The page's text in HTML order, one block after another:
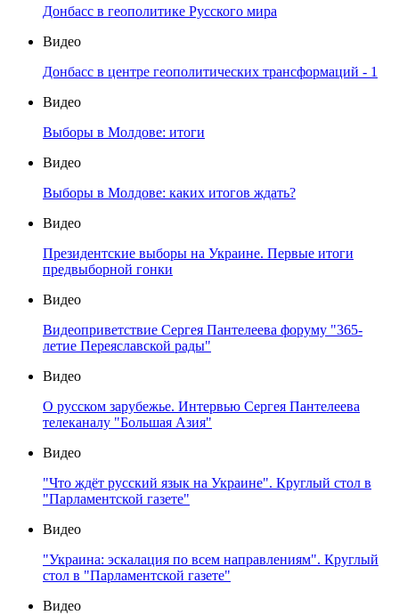
Донбасс в геополитике Русского мира
Видео
Донбасс в центре геополитических трансформаций - 1
Видео
Выборы в Молдове: итоги
Видео
Выборы в Молдове: каких итогов ждать?
Видео
Президентские выборы на Украине. Первые итоги
предвыборной гонки
Видео
Видеоприветствие Сергея Пантелеева форуму "365-
летие Переяславской рады"
Видео
О русском зарубежье. Интервью Сергея Пантелеева
телеканалу "Большая Азия"
Видео
"Что ждёт русский язык на Украине". Круглый стол в
"Парламентской газете"
Видео
"Украина: эскалация по всем направлениям". Круглый
стол в "Парламентской газете"
Видео